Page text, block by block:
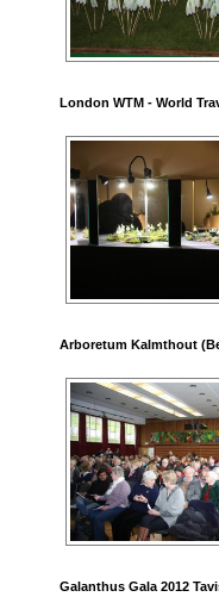
London WTM - World
Arboretum Kalmthout
Galanthus Gala 2012